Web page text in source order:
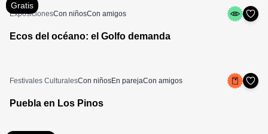
Gratis
ExposicionesCon niñosCon amigos
Ecos del océano: el Golfo demanda
Festivales CulturalesCon niñosEn parejaCon amigos
Puebla en Los Pinos